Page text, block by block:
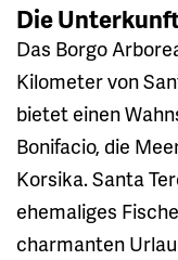
Die
Das Borgo
Kilometer von
bietet einen
Bonifacio, die
Korsika. Santa
ehemaliges
charmanten